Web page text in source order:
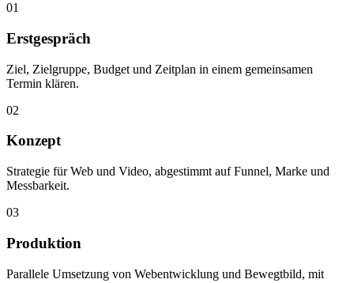
01
Erstgespräch
Ziel, Zielgruppe, Budget und Zeitplan in einem gemeinsamen
Termin klären.
02
Konzept
Strategie für Web und Video, abgestimmt auf Funnel, Marke und
Messbarkeit.
03
Produktion
Parallele Umsetzung von Webentwicklung und Bewegtbild, mit